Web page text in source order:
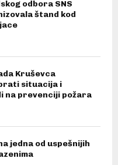
odbora SNS
štand kod
Kruševca
situacija i
na prevenciji požara
jedna od uspešnijih